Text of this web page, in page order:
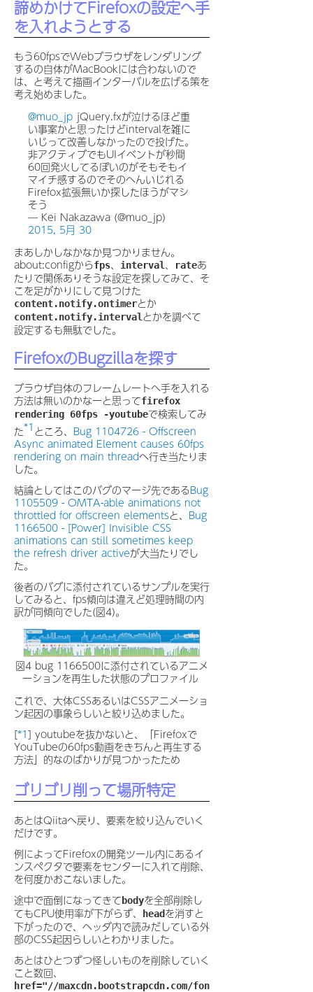
諦めかけてFirefoxの設定へ手
を入れようとする
もう60fpsでWebブラウザをレンダリング
するの自体がMacBookには合わないので
は、と考えて描画インターバルを広げる策を
考え始めました。
@muo_jp jQuery.fxが泣けるほど重
い事案かと思ったけどintervalを雑に
いじって改善しなかったので投げた。
非アクティブでもUIイベントが秒間
60回発火してるぽいのがそもそもイ
マイチ感するのでそのへんいじれる
Firefox拡張無いか探したほうがマシ
そう
— Kei Nakazawa (@muo_jp)
2015, 5月 30
まあしかしなかなか見つかりません。
about:configからfps、 interval、 rateあ
たりで関係ありそうな設定を探してみて、そ
こを足がかりにして見つけた
content.notify.ontimerとか
content.notify.intervalとかを調べて
設定するも無駄でした。
FirefoxのBugzillaを探す
ブラウザ自体のフレームレートへ手を入れる
方法は無いのかなーと思ってfirefox
rendering 60fps -youtubeで検索してみ
た*1ところ、 Bug 1104726 - Offscreen
Async animated Element causes 60fps
rendering on main threadへ行き当たりま
した。
結論としてはこのバグのマージ先であるBug
1105509 - OMTA-able animations not
throttled for offscreen elementsと、 Bug
1166500 - [Power] Invisible CSS
animations can still sometimes keep
the refresh driver activeが大当たりでし
た。
後者のバグに添付されているサンプルを実行
してみると、fps傾向は違えど処理時間の内
訳が同傾向でした(図4)。
図4 bug 1166500に添付されているアニメ
ーションを再生した状態のプロファイル
これで、大体CSSあるいはCSSアニメーショ
ン起因の事象らしいと絞り込めました。
[*1] youtubeを抜かないと、「Firefoxで
YouTubeの60fps動画をきちんと再生する
方法」的なのばかりが見つかったため
ゴリゴリ削って場所特定
あとはQiitaへ戻り、要素を絞り込んでいく
だけです。
例によってFirefoxの開発ツール内にあるイ
ンスペクタで要素をセンターに入れて削除、
を何度かおこないました。
途中で面倒になってきて bodyを全部削除し
てもCPU使用率が下がらず、
headを消すと
下がったので、ヘッダ内で読みだしている外
部のCSS起因らしいとわかりました。
あとはひとつずつ怪しいものを削除していく
こと数回、
href="//maxcdn.bootstrapcdn.com/fon